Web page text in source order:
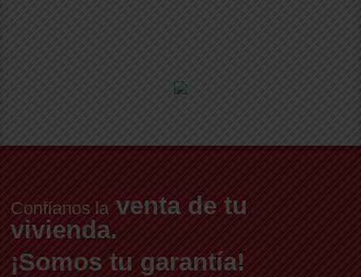
Confíanos la venta de tu
vivienda.
¡Somos tu garantía!